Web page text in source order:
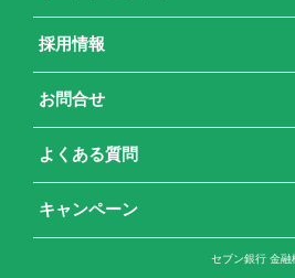
採用情報
お問合せ
よくある質問
キャンペーン
セブン銀行 金融